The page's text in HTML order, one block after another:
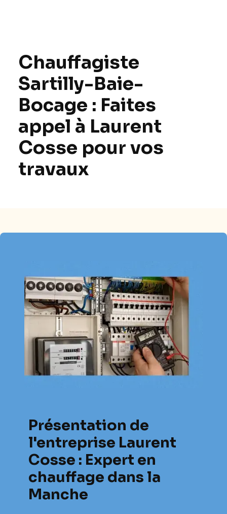
Chauffagiste
Sartilly-Baie-
Bocage : Faites
appel à Laurent
Cosse pour vos
travaux
Présentation de
l'entreprise Laurent
Cosse : Expert en
chauffage dans la
Manche